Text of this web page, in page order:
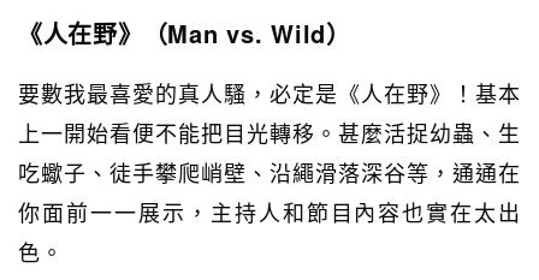
《人在野》（Man vs. Wild）
要數我最喜愛的真人騷，必定是《人在野》！基本
上一開始看便不能把目光轉移。甚麼活捉幼蟲、生
吃蠍子、徒手攀爬峭壁、沿繩滑落深谷等，通通在
你面前一一展示，主持人和節目內容也實在太出
色。